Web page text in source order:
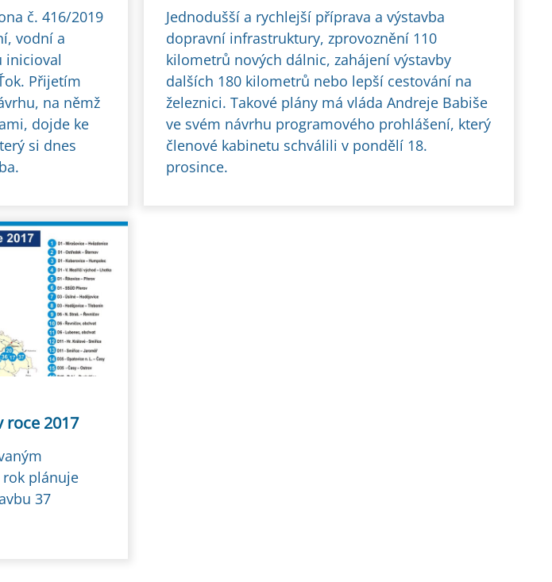
č. 416/2019
vodní a
inicioval
Přijetím
na němž
dojde ke
si dnes
Jednodušší a rychlejší příprava a výstavba
dopravní infrastruktury, zprovoznění 110
kilometrů nových dálnic, zahájení výstavby
dalších 180 kilometrů nebo lepší cestování na
železnici. Takové plány má vláda Andreje Babiše
ve svém návrhu programového prohlášení, který
členové kabinetu schválili v pondělí 18.
prosince.
roce 2017
rok plánuje
37